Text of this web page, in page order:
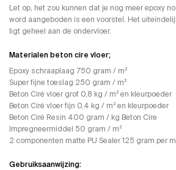
Let op, het zou kunnen dat je nog meer epoxy
word aangeboden is een voorstel. Het
ligt geheel aan de ondervloer.
Materialen beton cire vloer;
Epoxy schraaplaag 750 gram / m²
Super fijne toeslag 250 gram / m²
Beton Ciré vloer grof 0,8 kg / m² en kleurpoeder
Beton Ciré vloer fijn 0,4 kg / m² en kleurpoeder
Beton Ciré Resin 400 gram / kg Beton Cire
Impregneermiddel 50 gram / m²
2 componenten matte PU Sealer 125 gram per
Gebruiksaanwijzing: